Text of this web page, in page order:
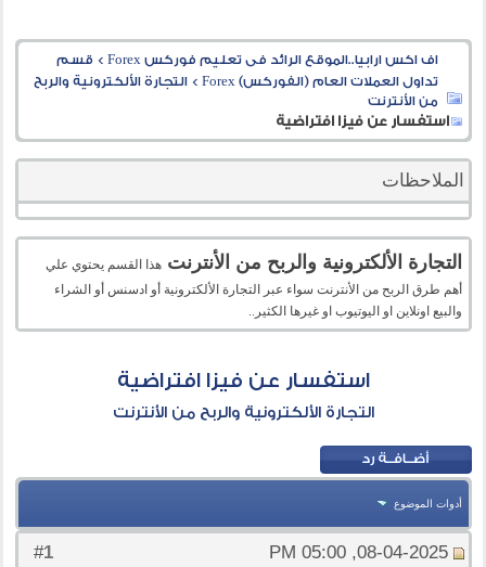
اف اكس ارابيا..الموقع الرائد فى تعليم فوركس Forex > قسم
تداول العملات العام (الفوركس) Forex
>التجارة الألكترونية والربح
من الأنترنت
استفسار عن فيزا افتراضية
الملاحظات
التجارة الألكترونية والربح من الأنترنت هذا القسم يحتوي علي
أهم طرق الربح من الأنترنت سواء عبر التجارة الألكترونية أو ادسنس أو الشراء
والبيع اونلاين او اليوتيوب او غيرها الكثير..
استفسار عن فيزا افتراضية
التجارة الألكترونية والربح من الأنترنت
أدوات الموضوع
#
1 08-04-2025, 05:00 PM